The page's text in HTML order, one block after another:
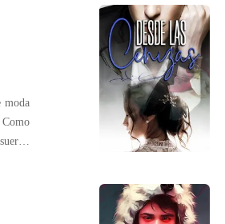
ella
moda
las